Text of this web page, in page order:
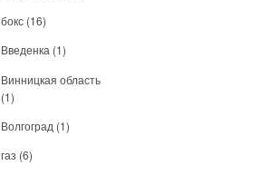
бокс (16)
Введенка (1)
Винницкая область
(1)
Волгоград (1)
газ (6)